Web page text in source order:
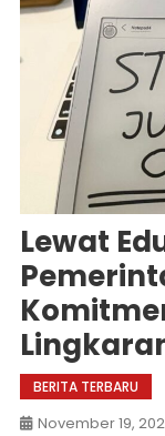
Lewat
BERITA TERBARU
November 19,